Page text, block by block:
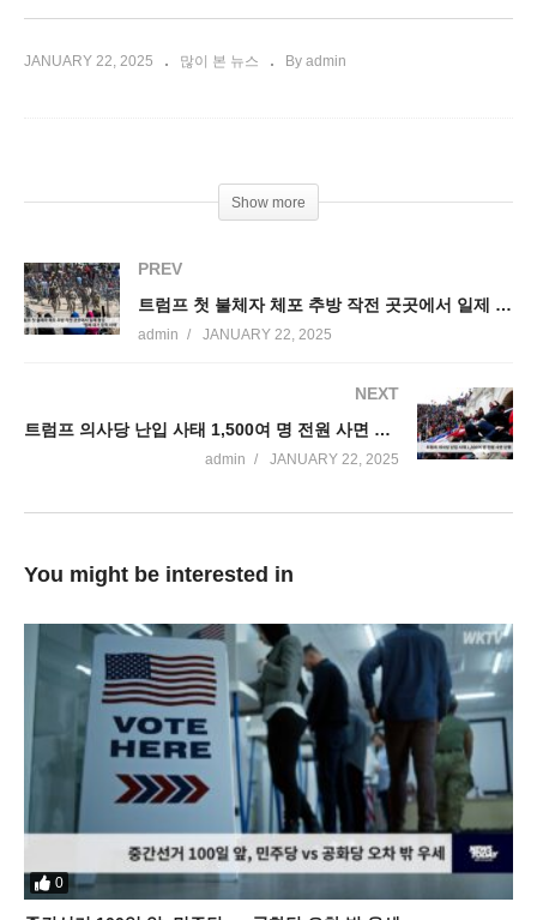
JANUARY 22, 2025 많이 본 뉴스 By admin
Show more
PREV
트럼프 첫 불체자 체포 추방 작전 곳곳에서 일제 돌입 ‘벌써 대거 잠적 사태’
admin JANUARY 22, 2025
NEXT
트럼프 의사당 난입 사태 1,500여 명 전원 사면 단행
admin JANUARY 22, 2025
You might be interested in
0